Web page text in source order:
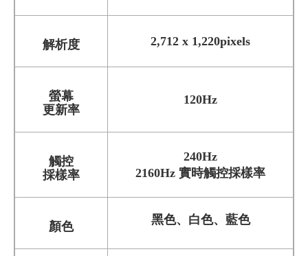
解析度 2,712 x 1,220pixels
螢幕
更新率
120Hz
觸控
採樣率
240Hz
2160Hz 實時觸控採樣率
顏色 黑色、白色、藍色